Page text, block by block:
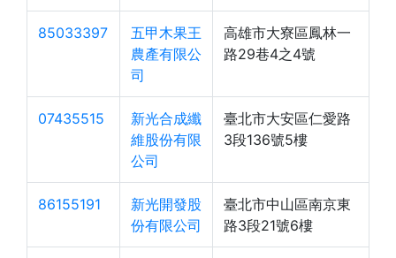
85033397
五甲木果王
農產有限公
司
高雄市大寮區鳳林一
路29巷4之4號
07435515
新光合成纖
維股份有限
公司
臺北市大安區仁愛路
3段136號5樓
86155191
新光開發股
份有限公司
臺北市中山區南京東
路3段21號6樓